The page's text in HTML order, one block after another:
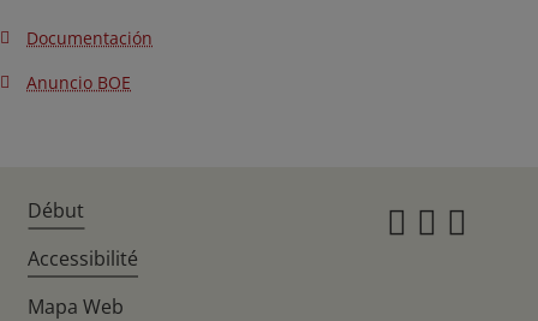
Documentación
Anuncio BOE
Début
Accessibilité
Mapa Web